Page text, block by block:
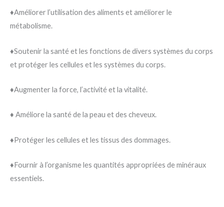
♦️Améliorer l’utilisation des aliments et améliorer le
métabolisme.
♦️Soutenir la santé et les fonctions de divers systèmes du corps
et protéger les cellules et les systèmes du corps.
♦️Augmenter la force, l’activité et la vitalité.
♦️ Améliore la santé de la peau et des cheveux.
♦️Protéger les cellules et les tissus des dommages.
♦️Fournir à l’organisme les quantités appropriées de minéraux
essentiels.